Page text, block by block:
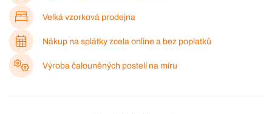
Velká vzorková prodejna
Nákup na splátky zcela online a bez poplatků
Výroba čalouněných postelí na míru